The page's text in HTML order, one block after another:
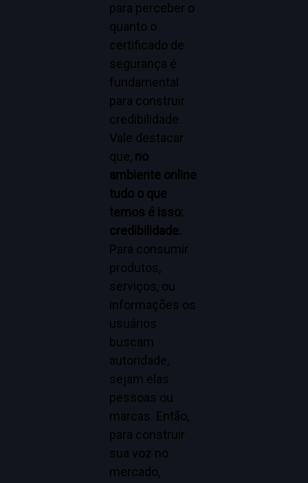
para perceber o
quanto o
certificado de
segurança é
fundamental
para construir
credibilidade.
Vale destacar
que, no
ambiente online
tudo o que
temos é isso:
credibilidade.
Para consumir
produtos,
serviços, ou
informações os
usuários
buscam
autoridade,
sejam elas
pessoas ou
marcas. Então,
para construir
sua voz no
mercado,